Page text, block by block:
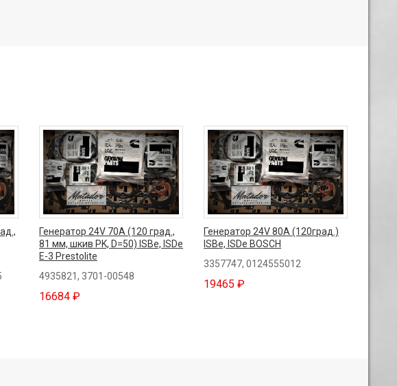
Генератор 24V 70A (120 град.,
81 мм, шкив PK, D=50) ISBe, ISDe
E-3 Prestolite
4935821, 3701-00548
16684 ₽
Генератор 24V 80A (120град.)
ISBe, ISDe BOSCH
3357747, 0124555012
19465 ₽